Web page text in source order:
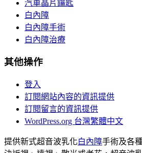
汽車晶片鑰匙
白內障
白內障手術
白內障治療
其他操作
登入
訂閱網站內容的資訊提供
訂閱留言的資訊提供
WordPress.org 台灣繁體中文
提供新式超音波乳化白內障手術及各